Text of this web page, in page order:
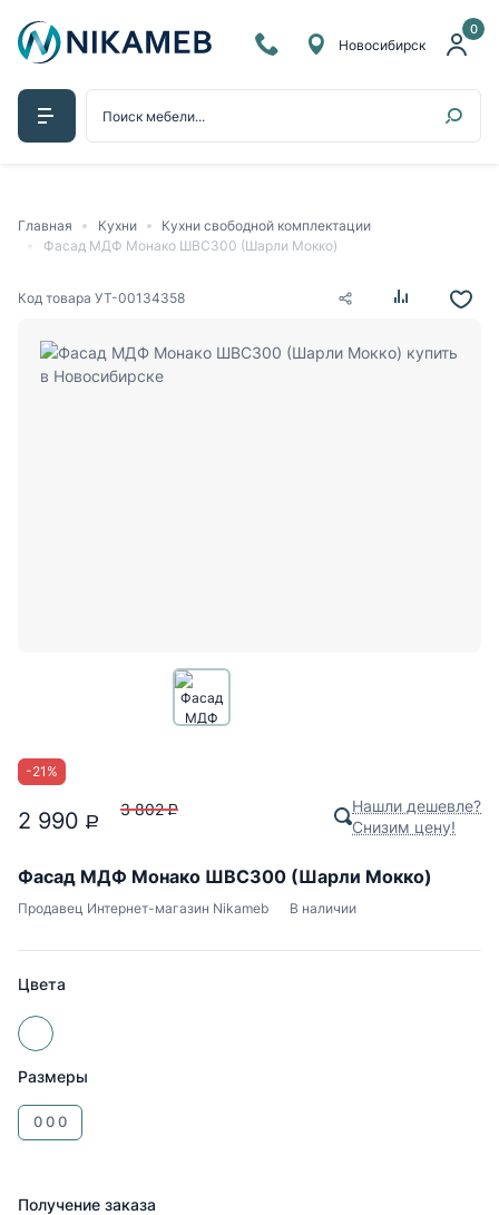
0
Новосибирск
Главная Кухни
Кухни свободной комплектации
Фасад МДФ Монако ШВС300 (Шарли Мокко)
Код товара УТ-00134358
-21 %
2 990 P
3 802 P
Нашли дешевле?
Снизим цену!
Фасад МДФ Монако ШВС300 (Шарли Мокко)
Продавец Интернет-магазин Nikameb В наличии
Цвета
Размеры
000
Получение заказа